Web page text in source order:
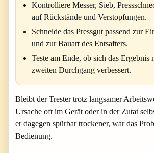
Kontrolliere Messer, Sieb,
auf Rückstände und Verstopfungen.
Schneide das Pressgut passend zur
und zur Bauart des Entsafters.
Teste am Ende, ob sich das Ergebnis
zweiten Durchgang verbessert.
Bleibt der Trester trotz langsamer
Ursache oft im Gerät oder in der Zutat
er dagegen spürbar trockener, war das
Bedienung.